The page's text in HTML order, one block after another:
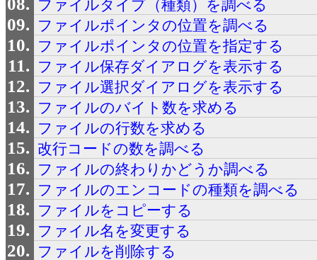
ファイルタイプ（種類）を調べる
ファイルポインタの位置を調べる
ファイルポインタの位置を指定する
ファイル保存ダイアログを表示する
ファイル選択ダイアログを表示する
ファイルのバイト数を求める
ファイルの行数を求める
改行コードの数を調べる
ファイルの終わりかどうか調べる
ファイルのエンコードの種類を調べる
ファイルをコピーする
ファイル名を変更する
ファイルを削除する